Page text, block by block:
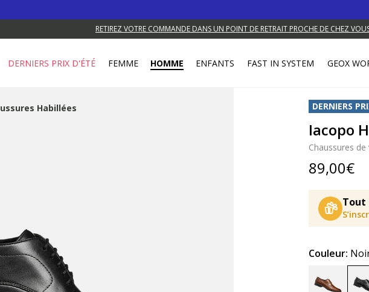
RETIREZ VOTRE COMMANDE DANS UN POINT DE RETRAIT PROCHE DE CHEZ
DERNIERS PRIX D'ÉTÉ FEMME HOMME ENFANTS FAST IN SYSTEM GEOX
Habillées DERNIERS
Iacopo
Chaussures
89,00€
Tout
Couleur: